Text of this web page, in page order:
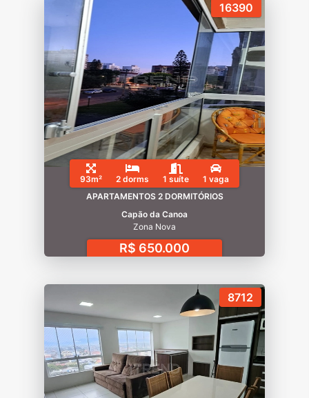
16390
93m² 2 dorms 1 suíte
1 vaga
APARTAMENTOS 2 DORMITÓRIOS
Capão da Canoa
Zona Nova
R$ 650.000
8712